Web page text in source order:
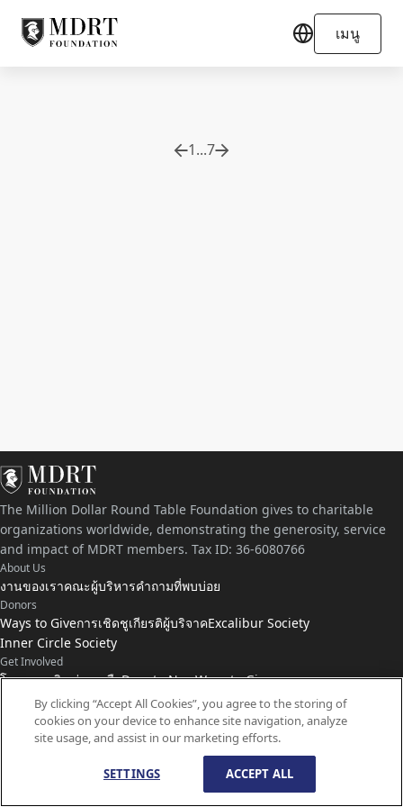
เมนู
1...7
The Million Dollar Round Table Foundation gives to charitable
organizations worldwide, demonstrating the generosity, service
and impact of MDRT members. Tax ID: 36-6080766
About Us
งานของเราคณะผู้บริหารคำถามที่พบบ่อย
Donors
Ways to Giveการเชิดชูเกียรติผู้บริจาคExcalibur Society
Inner Circle Society
Get Involved
โครงการเงินช่วยเหลือDonate NowWays to Give
Connect with Us
ติดต่อเราข่าว
มูลนิธิ MDRT สงวนลิขสิทธิ์
By clicking “Accept All Cookies”, you agree to the storing of
cookies on your device to enhance site navigation, analyze
site usage, and assist in our marketing efforts.
SETTINGS ACCEPT ALL